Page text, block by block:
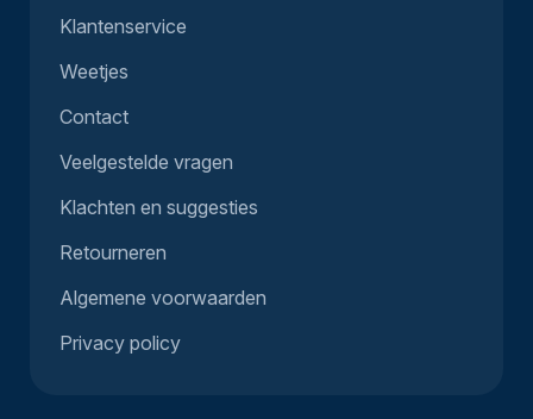
Klantenservice
Weetjes
Contact
Veelgestelde vragen
Klachten en suggesties
Retourneren
Algemene voorwaarden
Privacy policy